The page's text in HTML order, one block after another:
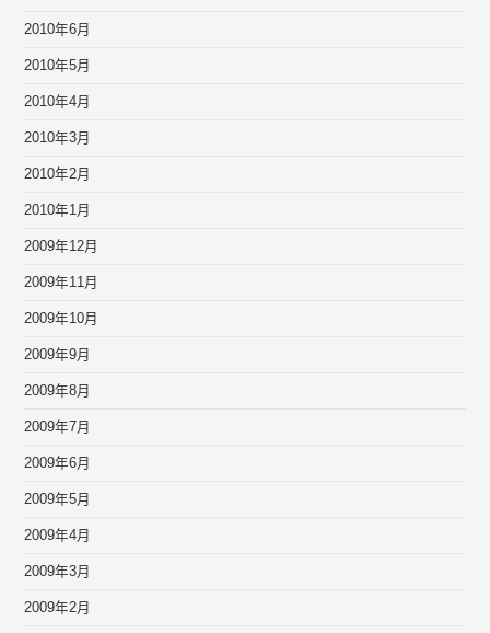
2010年6月
2010年5月
2010年4月
2010年3月
2010年2月
2010年1月
2009年12月
2009年11月
2009年10月
2009年9月
2009年8月
2009年7月
2009年6月
2009年5月
2009年4月
2009年3月
2009年2月